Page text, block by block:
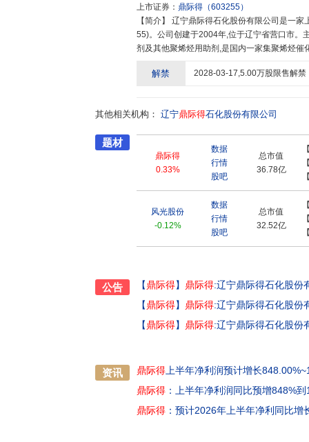
上市证券： 鼎际得 （603255）
【简介】
55)。公司创建于2004年,位于辽宁省营口市。
剂及其他聚烯烃用助剂,是国内一家集聚烯烃
市众和添加剂有限公司、辽宁鼎际得石化科
持"科学技术是生产力","产品质量是企业发展
领先水平,取得多项知识产权并获评为辽宁省"
境、职业健康安全管理体系认证,实现规范化
将借助资本市场的力量,进一步巩固技术领先
技术创新、科技投入、客户服务、产品质量
业。
解禁 2028-03-17,5.00万股限售解禁
其他相关机构： 辽宁鼎际得石化股份有限公司
题材
鼎际得
0.33%
数据
行情
股吧
总市值
36.78亿
风光股份
-0.12%
数据
行情
股吧
总市值
32.52亿
公告 【鼎际得】 鼎际得:辽宁鼎际得石化股份
【鼎际得】 鼎际得:辽宁鼎际得石化股份
【鼎际得】 鼎际得:辽宁鼎际得石化股份
资讯 鼎际得 上半年净利润预计增长
鼎际得 ：上半年净利润同比预增848%
鼎际得 ：预计2026年上半年净利同比增